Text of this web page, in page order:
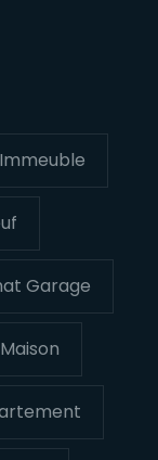
Garage